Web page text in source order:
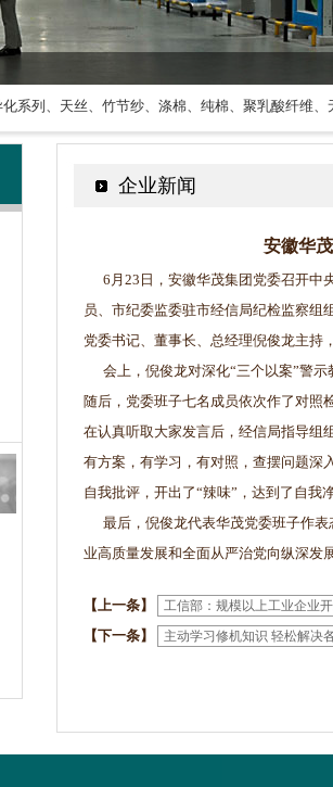
系列、天丝、竹节纱、涤棉、纯棉、聚乳酸纤维、
企业新闻
安徽华
6月23日，安徽华茂集团党委召开中
员、市纪委监委驻市经信局纪检监察组
党委书记、董事长、总经理倪俊龙主
会上，倪俊龙对深化“三个以案”警示
随后，党委班子七名成员依次作了对照
在认真听取大家发言后，经信局指导组
有方案，有学习，有对照，查摆问题深
自我批评，开出了“辣味”，达到了自我
最后，倪俊龙代表华茂党委班子作表
业高质量发展和全面从严治党向纵深发
【上一条】 工信部：规模以上工业企业
【下一条】 主动学习修机知识 轻松解决